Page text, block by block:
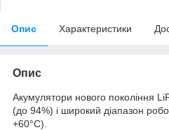
Опис Характеристики
Опис
Акумулятори нового покоління
(до 94%) і широкий діапазон
+60°C).